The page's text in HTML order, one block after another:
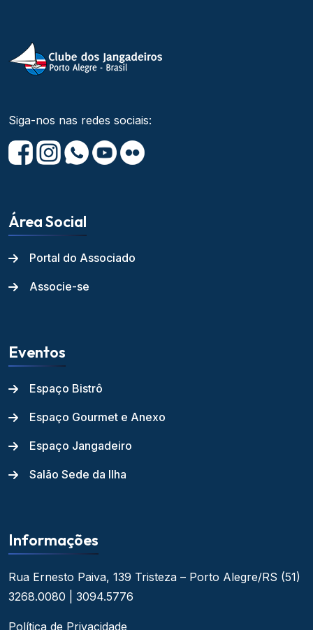
Siga-nos nas redes sociais:
Área Social
Portal do Associado
Associe-se
Eventos
Espaço Bistrô
Espaço Gourmet e Anexo
Espaço Jangadeiro
Salão Sede da Ilha
Informações
Rua Ernesto Paiva, 139 Tristeza – Porto Alegre/RS (51)
3268.0080 | 3094.5776
Política de Privacidade